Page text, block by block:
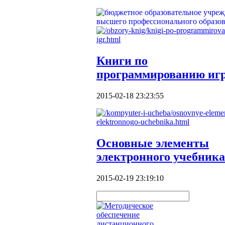
Книги по
программированию
2015-02-18 23:23:55
Основные элементы
электронного учебника
2015-02-19 23:19:10